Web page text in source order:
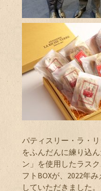
パティスリー・ラ・
をふんだんに練り込
ン」を使用したラス
フトBOXが、2022年
していただきました。